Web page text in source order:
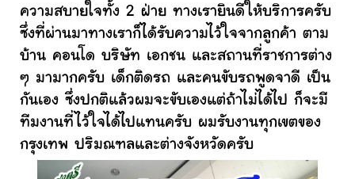
ความสบายใจทั้ง 2 ฝ่าย ทางเรายินดีให้บริการครับ
ซึ่งที่ผ่านมาทางเราก็ได้รับความไว้ใจจากลูกค้า ตาม
บ้าน คอนโด บริษัท เอกชน และสถานที่ราชการต่าง
ๆ มามากครับ เด็กติดรถ และคนขับรถพูดจาดี เป็น
กันเอง ซึ่งปกติแล้วผมจะขับเองแต่ถ้าไม่ได้ไป ก็จะมี
ทีมงานที่ไว้ใจได้ไปแทนครับ ผมรับงานทุกเขตของ
กรุงเทพ ปริมณฑลและต่างจังหวัดครับ